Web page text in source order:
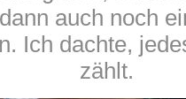
auch noch
Ich dachte,
zählt.